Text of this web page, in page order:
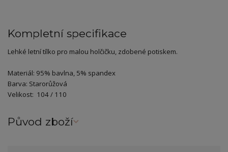
Kompletní specifikace
Lehké letní tílko pro malou holčičku, zdobené potiskem.
Materiál: 95% bavlna, 5% spandex
Barva: Starorůžová
Velikost: 104 / 110
Původ zboží